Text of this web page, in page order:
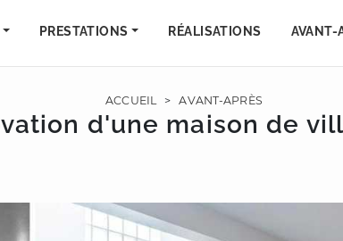
PRESTATIONS RÉALISATIONS AVANT-
ACCUEIL > AVANT-APRÈS
d'une maison de